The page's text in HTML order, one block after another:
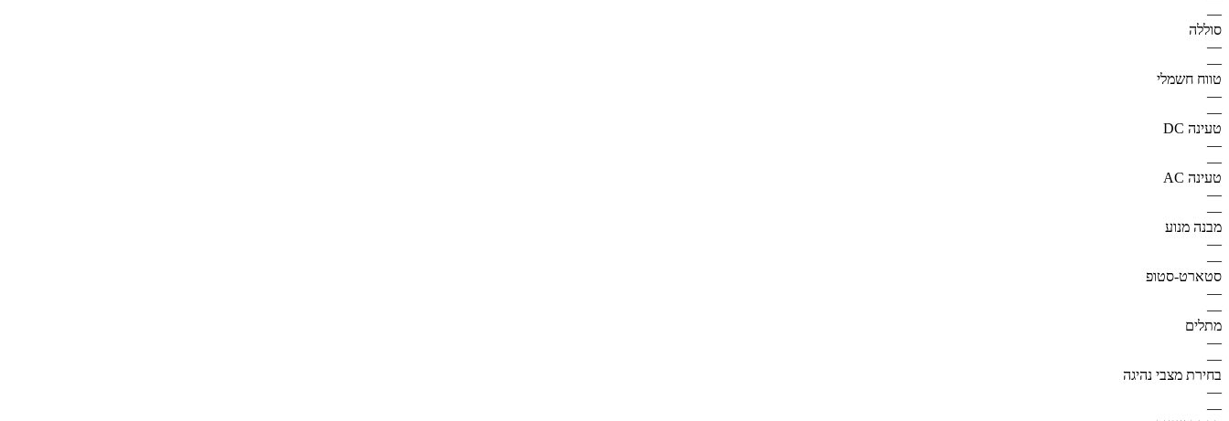
—
סוללה
—
—
טווח חשמלי
—
—
טעינה DC
—
—
טעינה AC
—
—
מבנה מנוע
—
—
סטארט-סטופ
—
—
מתלים
—
—
בחירת מצבי נהיגה
—
—